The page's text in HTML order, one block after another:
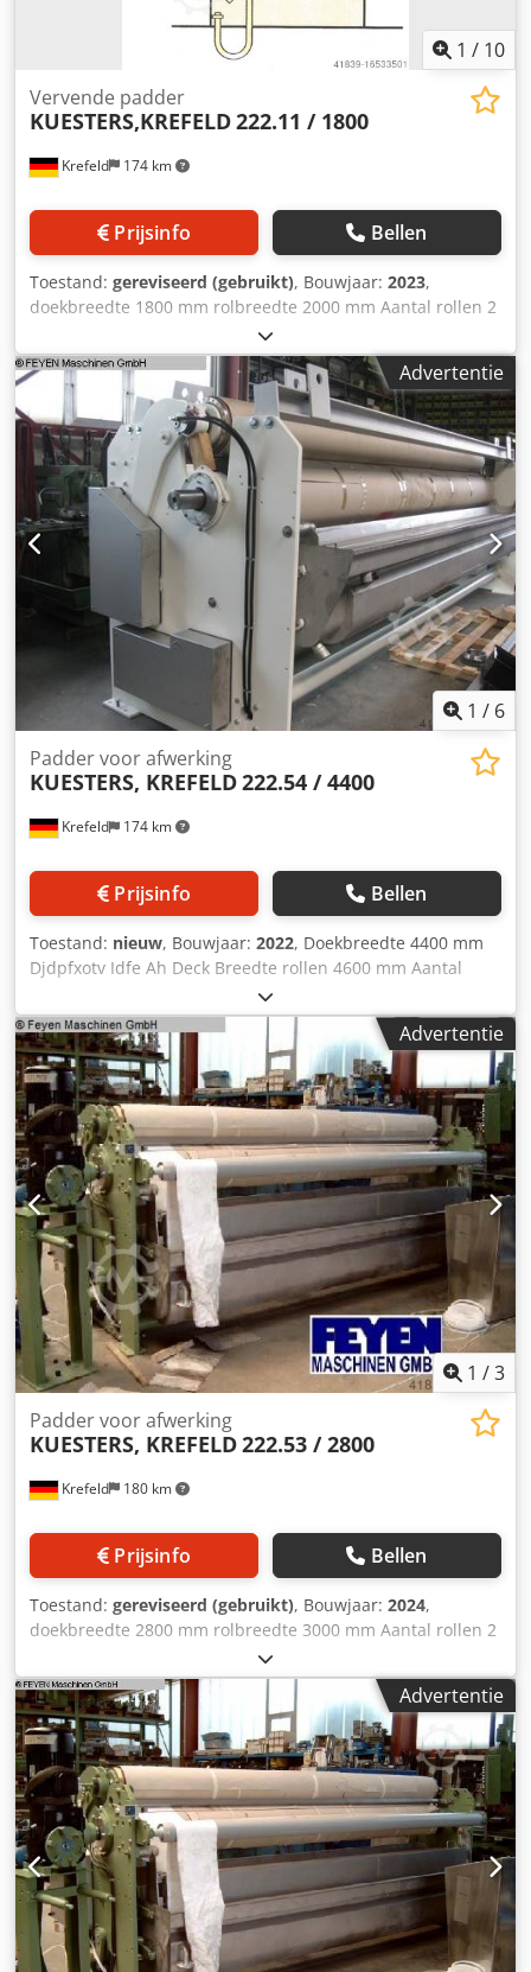
wordt volledig geproduceerd na ontvangst van de
1 / 10
Krefeld 174 km
Vervende padder
KUESTERS,KREFELD222.11 / 1800
Prijsinfo Bellen
Toestand: gereviseerd (gebruikt), Bouwjaar: 2023,
doekbreedte 1800 mm rolbreedte 2000 mm Aantal rollen 2
x S-rol stuk S-rol - diameter 220 mm Rolafdekking - zacht
rubber 75 graden shore lijndruk 50 N/mm totale druk 10
ton Vlootbekken met subvlootknijper 4 rollen vlootinhoud
ca. 48 liter Dedpfxst Ev U Ss Ah Dsck Stofgeleider voor
geweven stoffen, breedtehouder voor de verbinding
Aandrijving zonder aandrijving m/min Voortbeweging
zonder aandrijving,er Verfpadder met 2 "zwevende rollen"
met groot bassin en Onderloogpers voor KKV-verven, De
machine wordt vóór levering volledig getest. gereviseerd,
leveren wij met "garantie", zonder aandrijving, aangepaste
frequentieaandrijving beschikbaar,
Advertentie
1 / 6
Krefeld 174 km
Padder voor afwerking
KUESTERS, KREFELD222.54 / 4400
Prijsinfo Bellen
Toestand: nieuw, Bouwjaar: 2022, Doekbreedte 4400 mm
Djdpfxotv Idfe Ah Deck Breedte rollen 4600 mm Aantal
rollen 2 stuks Draagrol - diameter 490 mm Rollenhoes -
zacht rubber 75 graden shore S-rol - diameter 340 mm
Rollenhoes - zacht rubber 75 graden shore Lijndruk 50 N /
mm Totale druk 23 ton Vlootbak met geleiderol kan
omhoog + omlaag Stofgeleiding brede houder, 1 geleiderol
Aandrijfzijde volgens bestelling Bedieningszijde volgens
bestelling Zwenkrolregeling (compensator) pneum.
Ontlasting Diameter aandrijftap 70 mm Benodigd
vermogen 30 m/min = 10 kW Hydraulische console voor
druk op de verbinding Oliegedeelte van ALU Machine
wordt volledig gereviseerd. (foto toont een nieuwe
machine in leveringstoestand), extra nieuwe
frequentieregelaar om de machine in een systeem in te
passen is mogelijk.
Advertentie
1 /3
Krefeld 180 km
Padder voor afwerking
KUESTERS, KREFELD222.53 / 2800
Prijsinfo Bellen
Toestand: gereviseerd (gebruikt), Bouwjaar: 2024,
doekbreedte 2800 mm rolbreedte 3000 mm Aantal rollen 2
stuks steunrol - diameter 340 mm Rolafdekking - zacht
rubber 75 graden shore S-rol - diameter 270 mm
Rolafdekking - hard rubber 100 graden shore Dodot H Sm
Hepfx Ah Deck lijndruk 50 N/mm totale druk 16 ton
Stofgeleider voor geweven stoffen die aan een spreidrol
zijn bevestigd Vlootbekken met geleiderol +
verdringerlichaam aandrijfzijde volgens bestelling
bedieningszijde volgens opdracht aandrijfpen dia 80 mm
rijden zonder Machine wordt volledig getest voor levering.
gereviseerd, wij leveren met garantie. (De foto toont een
soortgelijke machine na revisie, in leveringsstatus),
Levering van een passende aandrijving is mogelijk, voor
montage in een bestaand systeem,
Advertentie